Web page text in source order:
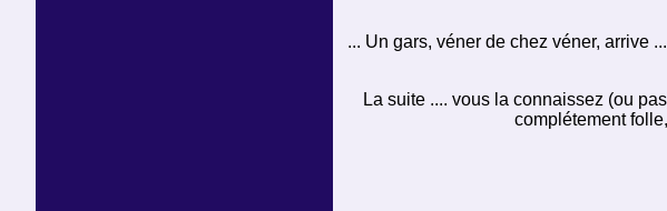
... Un gars, véner de chez véner, arrive
La suite .... vous la connaissez (ou
complétement